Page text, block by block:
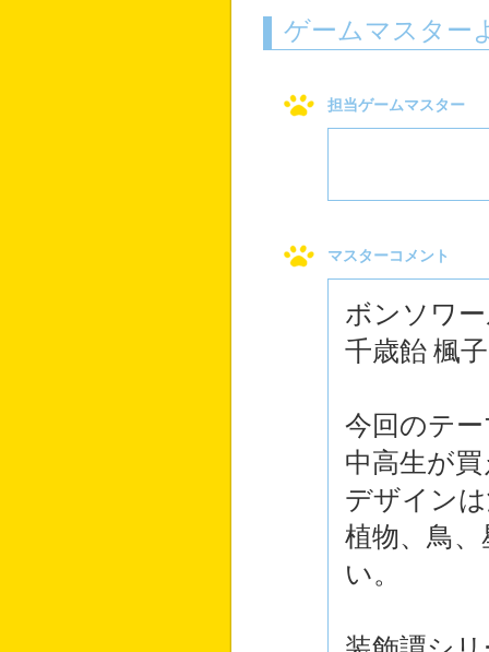
ゲームマスター
担当ゲームマスター
マスターコメント
ボンソワ
千歳飴 楓
今回のテ
中高生が
デザイン
植物、鳥
い。